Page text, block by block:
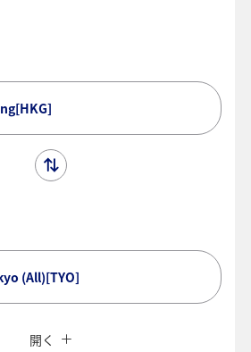
(All)[TYO]
開く